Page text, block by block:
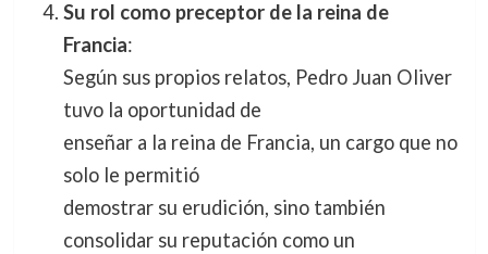
Su rol como preceptor de la reina de
Francia:
Según sus propios relatos, Pedro Juan Oliver
tuvo la oportunidad de
enseñar a la reina de Francia, un cargo que no
solo le permitió
demostrar su erudición, sino también
consolidar su reputación como un